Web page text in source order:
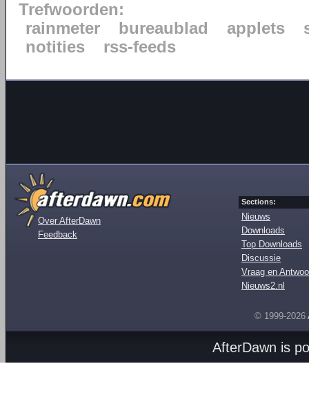
Trefwoorden:
rainmeter
bureaublad applets
notities
rss-feeds
Over AfterDawn
Feedback
Sections:
Nieuws
Downloads
Top Downloads
Discussie
Vraag en
Nieuws2.nl
© 1999-2026
AfterDawn is